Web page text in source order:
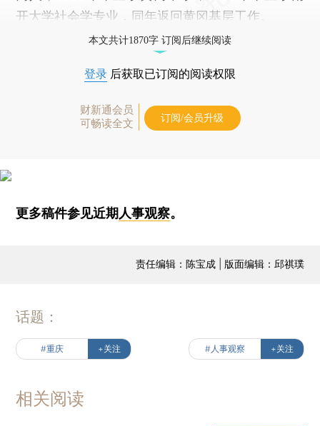
开大学社会学专业，同年返回黄冈基层工作。
本文共计1870字 订阅后继续阅读
登录 后获取已订阅的阅读权限
财新通会员
可畅读全文
订阅/会员升级
更多稿件参见近期人事观察。
责任编辑：陈宝成 | 版面编辑：邱祺璞
话题：
#重庆 +关注 #人事观察 +关注
相关阅读